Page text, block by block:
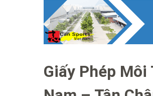
Giấy Phép